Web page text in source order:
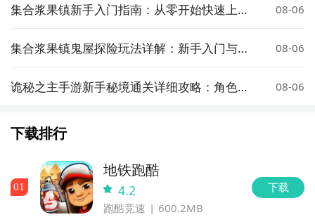
集合浆果镇新手入门指南：从零开始快速上手
08-06
集合浆果镇鬼屋探险玩法详解：新手入门与通
08-06
诡秘之主手游新手秘境通关详细攻略：角色选
08-06
下载排行
01
地铁跑酷
4.2
跑酷竞速 600.2MB
下载